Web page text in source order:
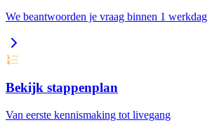
We beantwoorden je vraag binnen 1 werkdag
Bekijk stappenplan
Van eerste kennismaking tot livegang